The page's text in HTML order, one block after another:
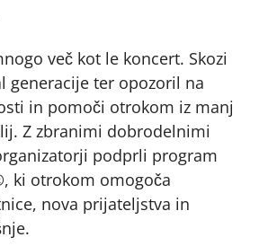
več kot le koncert. Skozi
generacije ter opozoril na
in pomoči otrokom iz manj
Z zbranimi dobrodelnimi
podprli program
ki otrokom omogoča
nova prijateljstva in